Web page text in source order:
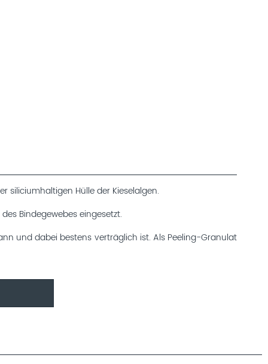
siliciumhaltigen Hülle der Kieselalgen.
Bindegewebes eingesetzt.
und dabei bestens verträglich ist. Als Peeling-Granulat